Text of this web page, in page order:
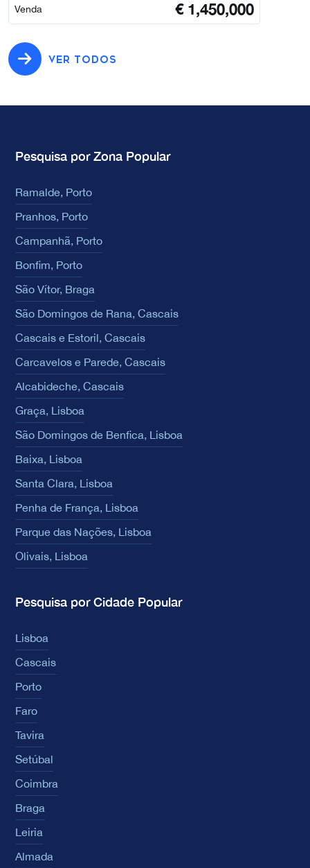
Venda € 1,450,000
VER TODOS
Pesquisa por Zona Popular
Ramalde, Porto
Pranhos, Porto
Campanhã, Porto
Bonfim, Porto
São Vítor, Braga
São Domingos de Rana, Cascais
Cascais e Estoril, Cascais
Carcavelos e Parede, Cascais
Alcabideche, Cascais
Graça, Lisboa
São Domingos de Benfica, Lisboa
Baixa, Lisboa
Santa Clara, Lisboa
Penha de França, Lisboa
Parque das Nações, Lisboa
Olivais, Lisboa
Pesquisa por Cidade Popular
Lisboa
Cascais
Porto
Faro
Tavira
Setúbal
Coimbra
Braga
Leiria
Almada